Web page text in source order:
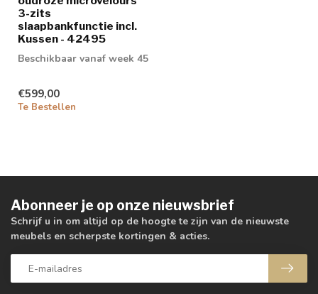
3-zits
slaapbankfunctie incl.
Kussen - 42495
Beschikbaar vanaf week 45
€599,00
Te Bestellen
Abonneer je op onze nieuwsbrief
Schrijf u in om altijd op de hoogte te zijn van de nieuwste
meubels en scherpste kortingen & acties.